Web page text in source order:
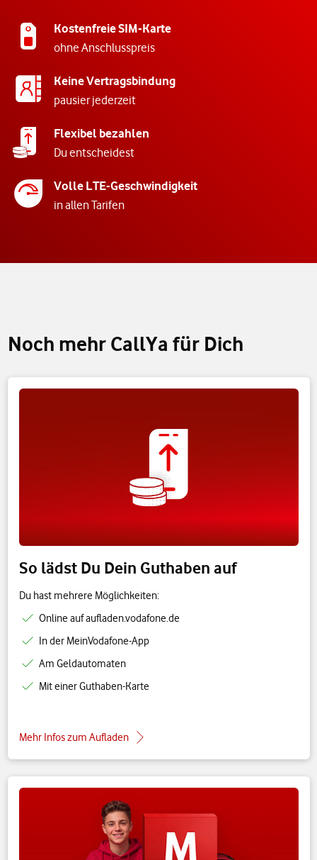
Kostenfreie SIM-Karte
ohne Anschlusspreis
Keine Vertragsbindung
pausier jederzeit
Flexibel bezahlen
Du entscheidest
Volle LTE-Geschwindigkeit
in allen Tarifen
Noch mehr CallYa für Dich
So lädst Du Dein Guthaben auf
Du hast mehrere Möglichkeiten:
Online auf aufladen.vodafone.de
In der MeinVodafone-App
Am Geldautomaten
Mit einer Guthaben-Karte
Mehr Infos zum Aufladen